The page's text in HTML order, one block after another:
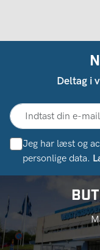
Deltag i
Jeg har læst og
personlige data.